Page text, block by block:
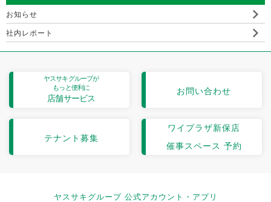
お知らせ
社内レポート
ヤスサキグループが
もっと便利に
店舗サービス
お問い合わせ
テナント募集
ワイプラザ新保店
催事スペース 予約
ヤスサキグループ 公式アカウント・アプリ